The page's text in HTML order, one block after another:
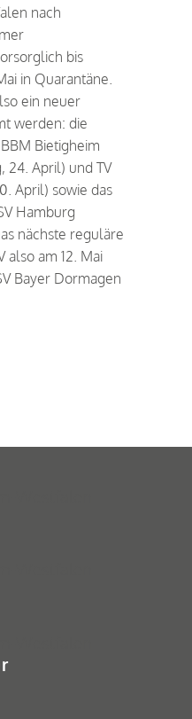
nach
bis
in Quarantäne.
ein neuer
werden: die
Bietigheim
24. April) und TV
April) sowie das
Hamburg
nächste reguläre
also am 12. Mai
Bayer Dormagen